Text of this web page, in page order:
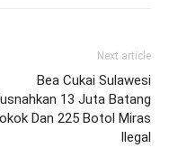
Next article
Bea Cukai Sulawesi
13 Juta Batang
Dan 225 Botol Miras
Ilegal